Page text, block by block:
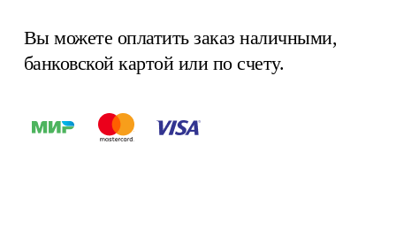
Вы можете оплатить заказ наличными,
банковской картой или по счету.